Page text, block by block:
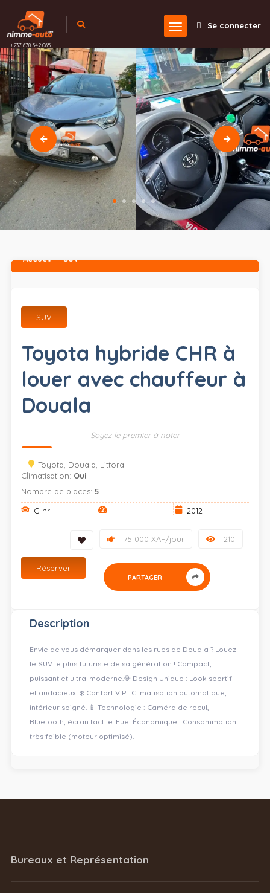
+237 678 542 065
Se connecter
Accueil SUV
SUV
Toyota hybride CHR à
louer avec chauffeur à
Douala
Soyez le premier à noter
Toyota, Douala, Littoral
Climatisation: Oui
Nombre de places:5
C-hr
2012
210
75 000 XAF/jour
Réserver
PARTAGER
Description
Envie de vous démarquer dans les rues de Douala ? Louez
le SUV le plus futuriste de sa génération ! Compact,
puissant et ultra-moderne. ​💎 Design Unique : Look sportif
et audacieux. ❄️ Confort VIP : Climatisation automatique,
intérieur soigné. 📱 Technologie : Caméra de recul,
Bluetooth, écran tactile. Fuel Économique : Consommation
très faible (moteur optimisé).
Bureaux et Représentation